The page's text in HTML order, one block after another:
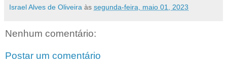
Israel Alves de Oliveira às segunda-feira, maio 01, 2023
Nenhum comentário:
Postar um comentário